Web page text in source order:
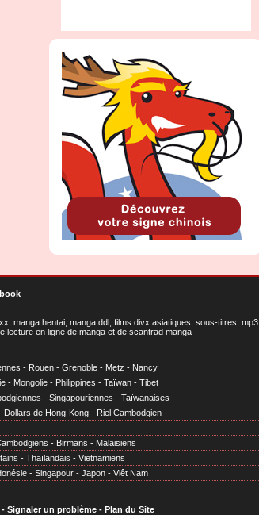
manga hentai, manga ddl, films divx asiatiques, sous-titres, mp3
lecture en ligne de manga et de scantrad manga
- Rouen - Grenoble - Metz - Nancy
- Mongolie - Philippines - Taïwan - Tibet
- Singapouriennes - Taïwanaises
Dollars de Hong-Kong - Riel Cambodgien
- Birmans - Malaisiens
- Thaïlandais - Vietnamiens
- Singapour - Japon - Viêt Nam
- Signaler un problème- Plan du Site